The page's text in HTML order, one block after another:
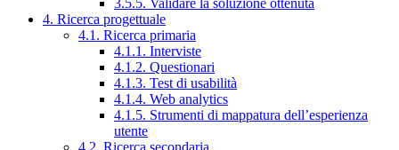
3.5.5. Validare la soluzione ottenuta
4. Ricerca progettuale
4.1. Ricerca primaria
4.1.1. Interviste
4.1.2. Questionari
4.1.3. Test di usabilità
4.1.4. Web analytics
4.1.5. Strumenti di mappatura dell’esperienza
utente
4.2. Ricerca secondaria